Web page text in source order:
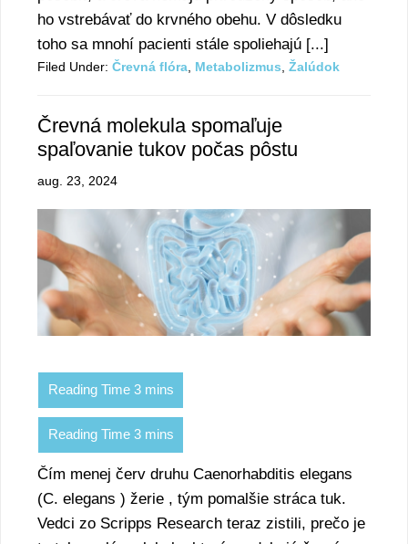
ho vstrebávať do krvného obehu. V dôsledku
toho sa mnohí pacienti stále spoliehajú [...]
Filed Under: Črevná flóra, Metabolizmus, Žalúdok
Črevná molekula spomaľuje
spaľovanie tukov počas pôstu
aug. 23, 2024
Čím menej červ druhu Caenorhabditis elegans
(C. elegans ) žerie , tým pomalšie stráca tuk.
Vedci zo Scripps Research teraz zistili, prečo je